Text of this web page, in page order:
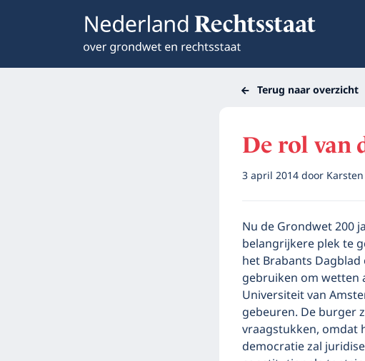
Terug naar overzicht
De rol van
3 april 2014door
Nu de Grondwet 200
belangrijkere plek te
het Brabants
gebruiken om wetten
Universiteit van
gebeuren. De burger
vraagstukken, omdat
democratie zal